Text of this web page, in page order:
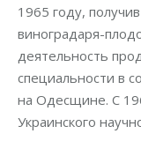
1965 году,
виноградаря-
деятельность
специальности в
на Одесщине. С
Украинского